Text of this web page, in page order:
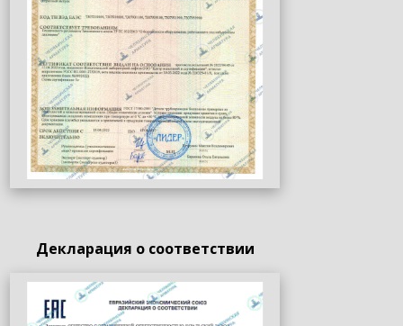
Декларация о соответствии